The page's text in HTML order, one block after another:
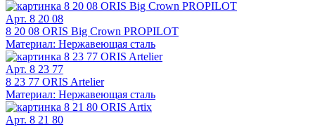
Арт. 8 20 08
8 20 08 ORIS Big Crown PROPILOT
Материал: Нержавеющая сталь
Арт. 8 23 77
8 23 77 ORIS Artelier
Материал: Нержавеющая сталь
Арт. 8 21 80